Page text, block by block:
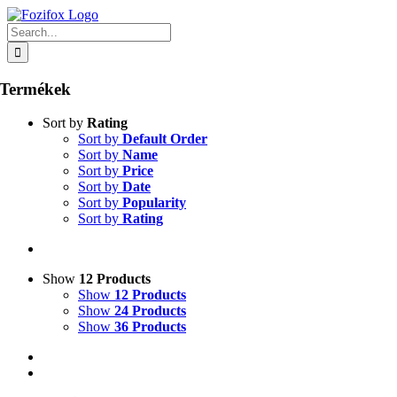
Skip
to
content
Search
for:
Termékek
Sort by Rating
Sort by Default Order
Sort by Name
Sort by Price
Sort by Date
Sort by Popularity
Sort by Rating
Show 12 Products
Show 12 Products
Show 24 Products
Show 36 Products